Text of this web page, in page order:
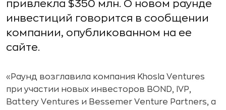
привлекла $350 млн. О новом раунде
инвестиций говорится в сообщении
компании, опубликованном на ее
сайте.
«Раунд возглавила компания Khosla Ventures
при участии новых инвесторов BOND, IVP,
Battery Ventures и Bessemer Venture Partners, а